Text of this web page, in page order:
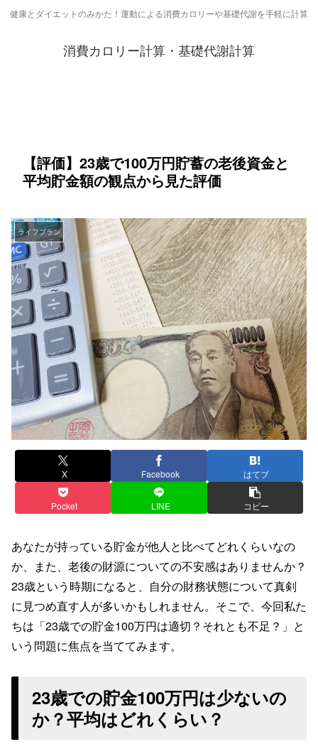
健康とダイエットのみかた！運動による消費カロリーや基礎代謝を手軽に計算
消費カロリー計算・基礎代謝計算
【評価】23歳で100万円貯蓄の老後資金と
平均貯金額の観点から見た評価
ライフプラン
X Facebook はてブ
Pocket LINE コピー
あなたが持っている貯金が他人と比べてどれくらいなの
か、また、老後の財源についての不安感はありませんか？
23歳という時期になると、自分の財務状態について真剣
に見つめ直す人が多いかもしれません。そこで、今回私た
ちは「23歳での貯金100万円は適切？それとも不足？」と
いう問題に焦点を当ててみます。
23歳での貯金100万円は少ないの
か？平均はどれくらい？